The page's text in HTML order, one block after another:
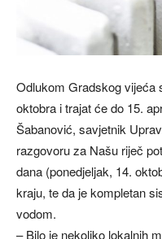
Odlukom Gradskog vijeća
oktobra i trajat će do 15.
Šabanović, savjetnik
razgovoru za Našu riječ
dana (ponedjeljak, 14.
kraju, te da je kompletan
vodom.
– Bilo je nekoliko lokalnih